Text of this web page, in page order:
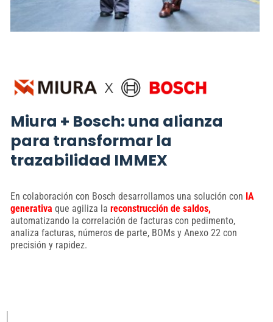
Miura + Bosch: una alianza
para transformar la
trazabilidad IMMEX
En colaboración con Bosch desarrollamos una solución con IA
generativa que agiliza lareconstrucción de saldos,
automatizando la correlación de facturas con pedimento,
analiza facturas, números de parte, BOMs y Anexo 22 con
precisión y rapidez.